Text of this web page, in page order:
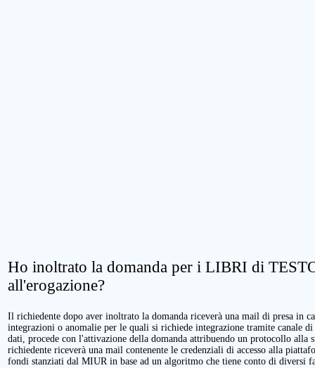
Ho inoltrato la domanda per i LIBRI di
all'erogazione?
Il richiedente dopo aver inoltrato la domanda riceverà una mail di presa in
integrazioni o anomalie per le quali si richiede integrazione tramite canale
dati, procede con l'attivazione della domanda attribuendo un protocollo alla
richiedente riceverà una mail contenente le credenziali di accesso alla
fondi stanziati dal MIUR in base ad un algoritmo che tiene conto di diversi